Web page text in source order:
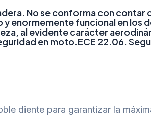
No se conforma con
enormemente funcional en los
al evidente carácter
en moto.ECE 22.06.
diente para garantizar la